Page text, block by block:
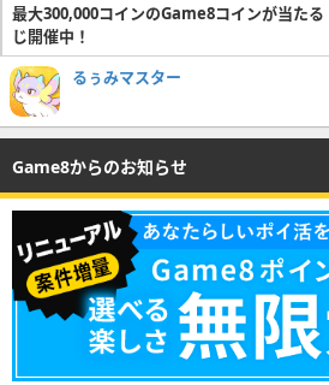
最大300,000コインのGame8コインが当たる
じ開催中！
るぅみマスター
Game8からのお知らせ